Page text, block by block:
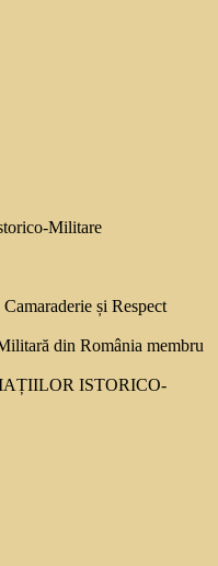
și Respect
din România membru
ISTORICO-